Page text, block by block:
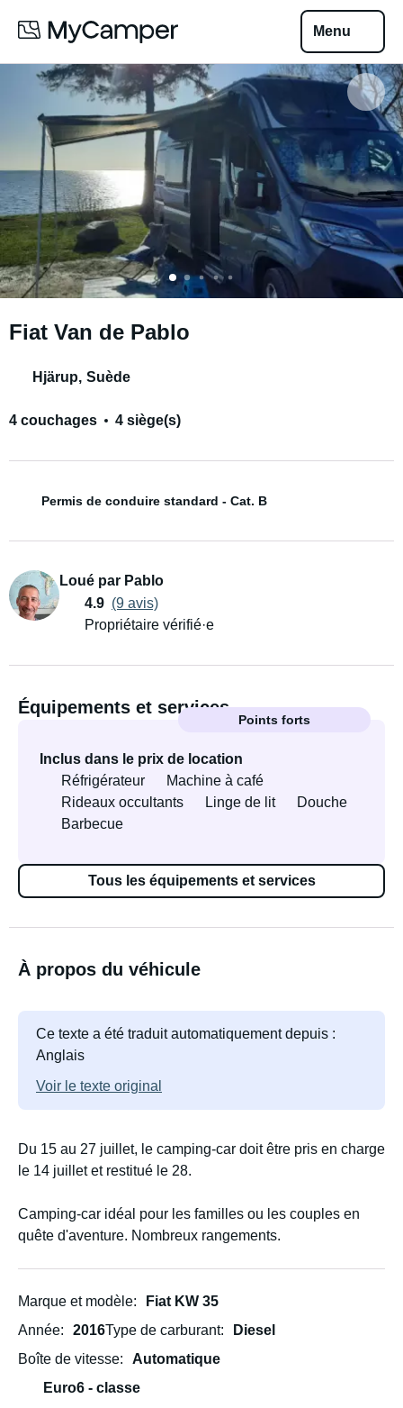
Menu
Fiat Van de Pablo
Hjärup, Suède
4 couchages 4 siège(s)
Permis de conduire standard - Cat. B
Loué par Pablo
4.9 (9 avis)
Propriétaire vérifié·e
Équipements et services
Points forts
Inclus dans le prix de location
Réfrigérateur
Machine à café
Rideaux occultants
Linge de lit
Douche
Barbecue
Tous les équipements et services
À propos du véhicule
Ce texte a été traduit automatiquement depuis :
Anglais
Voir le texte original
Du 15 au 27 juillet, le camping-car doit être pris en charge
le 14 juillet et restitué le 28.
Camping-car idéal pour les familles ou les couples en
quête d'aventure. Nombreux rangements.
Marque et modèle
Fiat KW 35
Année
2016Type de carburant
Diesel
Boîte de vitesse
Automatique
Euro6 - classe